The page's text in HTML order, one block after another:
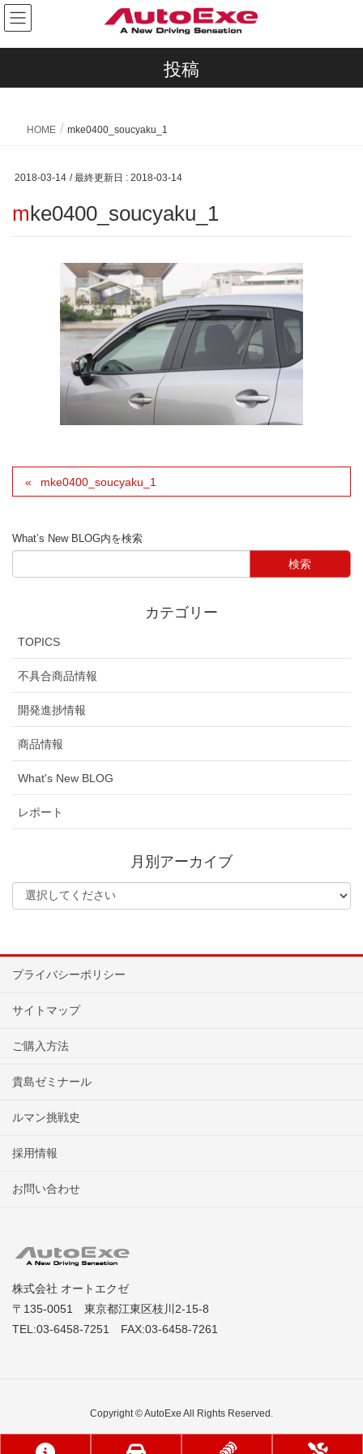
投稿
HOME mke0400_soucyaku_1
2018-03-14 / 最終更新日 : 2018-03-14
mke0400_soucyaku_1
mke0400_soucyaku_1
What’s New BLOG内を検索
カテゴリー
TOPICS
不具合商品情報
開発進捗情報
商品情報
What's New BLOG
レポート
月別アーカイブ
プライバシーポリシー
サイトマップ
ご購入方法
貴島ゼミナール
ルマン挑戦史
採用情報
お問い合わせ
株式会社 オートエクゼ
〒135-0051 東京都江東区枝川2-15-8
TEL:03-6458-7251 FAX:03-6458-7261
Copyright © AutoExe All Rights Reserved.